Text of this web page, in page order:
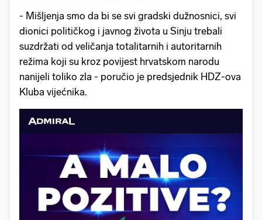
- Mišljenja smo da bi se svi gradski dužnosnici, svi
dionici političkog i javnog života u Sinju trebali
suzdržati od veličanja totalitarnih i autoritarnih
režima koji su kroz povijest hrvatskom narodu
nanijeli toliko zla - poručio je predsjednik HDZ-ova
Kluba vijećnika.